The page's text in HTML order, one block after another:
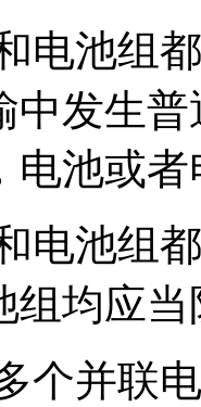
电池组
中发生
电池或
电池组
组均应
个并联